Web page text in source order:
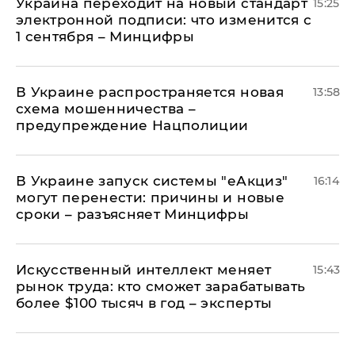
электронной подписи: что изменится с
1 сентября – Минцифры
В Украине распространяется новая
схема мошенничества –
предупреждение Нацполиции
13:58
В Украине запуск системы "еАкциз"
могут перенести: причины и новые
сроки – разъясняет Минцифры
16:14
Искусственный интеллект меняет
рынок труда: кто сможет зарабатывать
более $100 тысяч в год – эксперты
15:43